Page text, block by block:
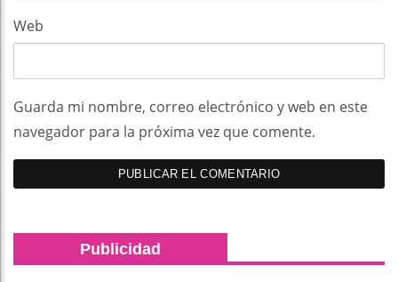
Web
Guarda mi nombre, correo electrónico y web en este
navegador para la próxima vez que comente.
Publicidad